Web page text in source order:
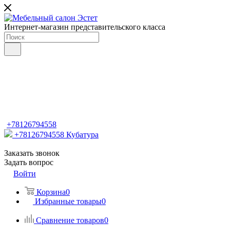
Интернет-магазин представительского класса
+78126794558
+78126794558 Кубатура
Заказать звонок
Задать вопрос
Войти
Корзина0
Избранные товары0
Сравнение товаров0